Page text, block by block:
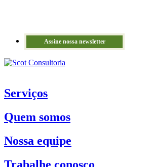
Assine nossa newsletter
Serviços
Quem somos
Nossa equipe